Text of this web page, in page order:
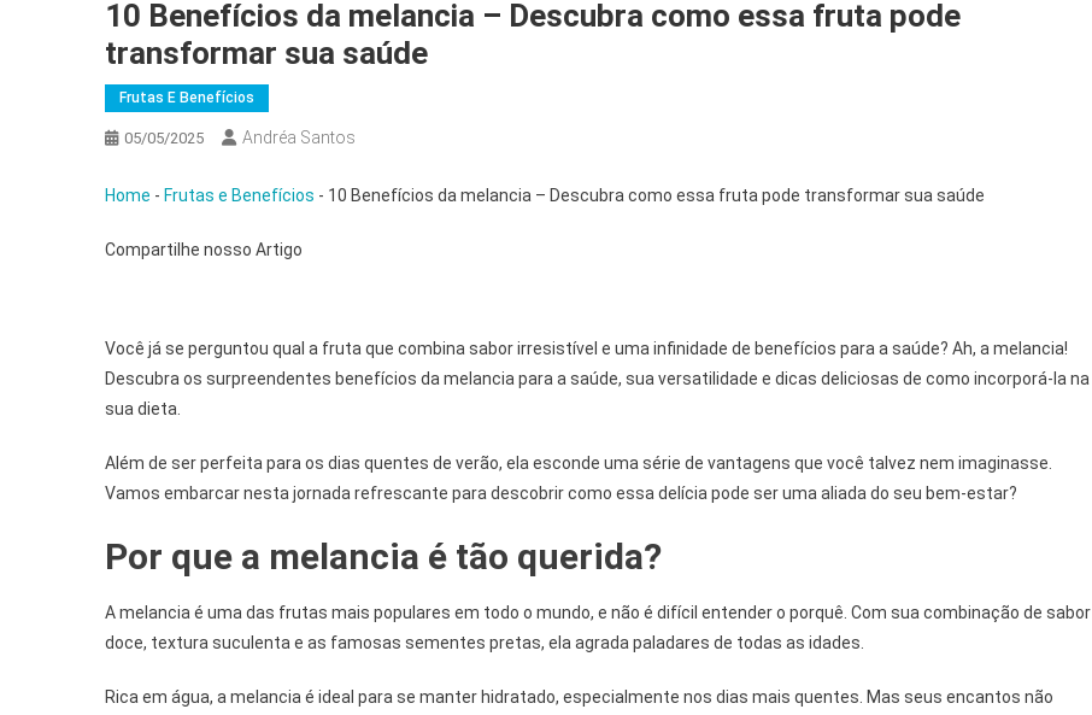
10 Benefícios da melancia – Descubra como essa fruta pode
transformar sua saúde
Frutas E Benefícios
05/05/2025 Andréa Santos
Home - Frutas e Benefícios - 10 Benefícios da melancia – Descubra como essa fruta pode transformar sua saúde
Compartilhe nosso Artigo
Você já se perguntou qual a fruta que combina sabor irresistível e uma infinidade de benefícios para a saúde? Ah, a melancia!
Descubra os surpreendentes benefícios da melancia para a saúde, sua versatilidade e dicas deliciosas de como incorporá-la na
sua dieta.
Além de ser perfeita para os dias quentes de verão, ela esconde uma série de vantagens que você talvez nem imaginasse.
Vamos embarcar nesta jornada refrescante para descobrir como essa delícia pode ser uma aliada do seu bem-estar?
Por que a melancia é tão querida?
A melancia é uma das frutas mais populares em todo o mundo, e não é difícil entender o porquê. Com sua combinação de sabor
doce, textura suculenta e as famosas sementes pretas, ela agrada paladares de todas as idades.
Rica em água, a melancia é ideal para se manter hidratado, especialmente nos dias mais quentes. Mas seus encantos não